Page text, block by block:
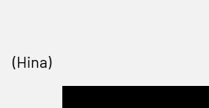
(Hina)